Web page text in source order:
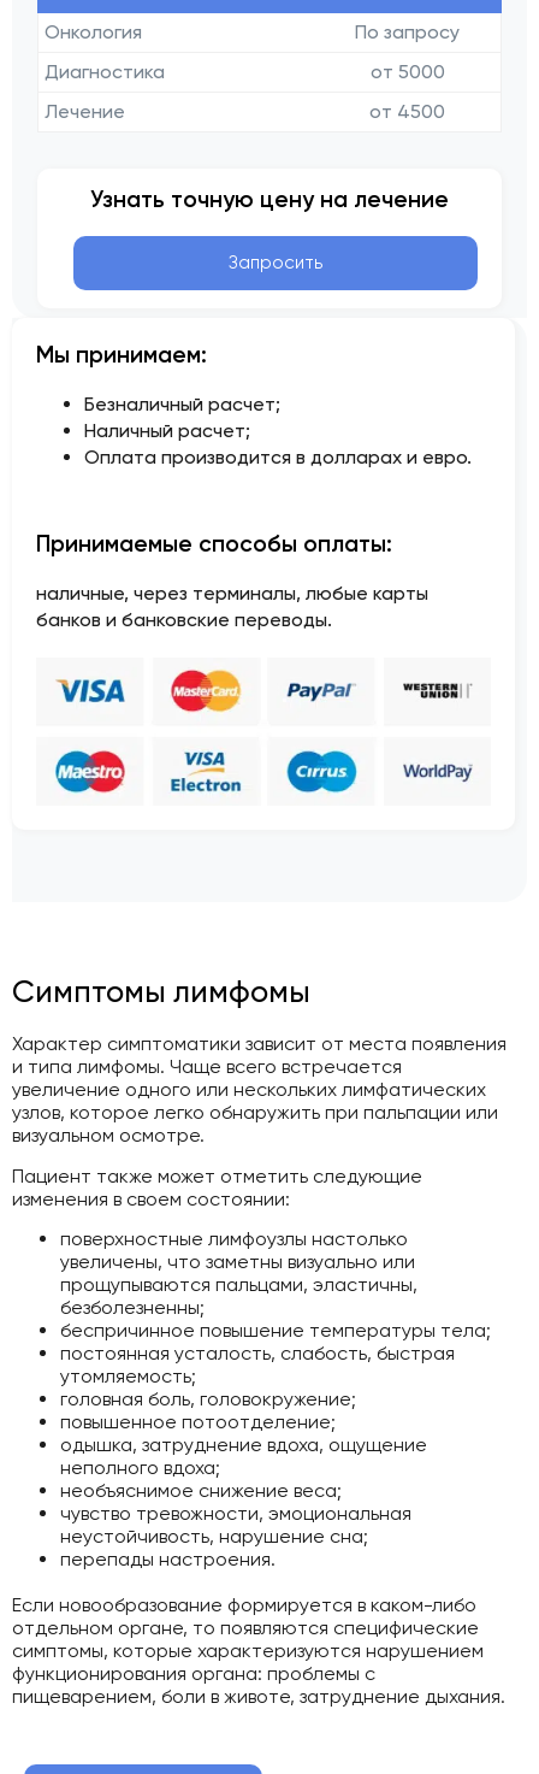
Онкология
По запросу
Диагностика
от 5000
Лечение
от 4500
Узнать точную цену на лечение
Запросить
Мы принимаем:
Безналичный расчет;
Наличный расчет;
Оплата производится в долларах и евро.
Принимаемые способы оплаты:
наличные, через терминалы, любые карты
банков и банковские переводы.
Симптомы лимфомы
Характер симптоматики зависит от места появления
и типа лимфомы. Чаще всего встречается
увеличение одного или нескольких лимфатических
узлов, которое легко обнаружить при пальпации или
визуальном осмотре.
Пациент также может отметить следующие
изменения в своем состоянии:
поверхностные лимфоузлы настолько
увеличены, что заметны визуально или
прощупываются пальцами, эластичны,
безболезненны;
беспричинное повышение температуры тела;
постоянная усталость, слабость, быстрая
утомляемость;
головная боль, головокружение;
повышенное потоотделение;
одышка, затруднение вдоха, ощущение
неполного вдоха;
необъяснимое снижение веса;
чувство тревожности, эмоциональная
неустойчивость, нарушение сна;
перепады настроения.
Если новообразование формируется в каком-либо
отдельном органе, то появляются специфические
симптомы, которые характеризуются нарушением
функционирования органа: проблемы с
пищеварением, боли в животе, затруднение дыхания.